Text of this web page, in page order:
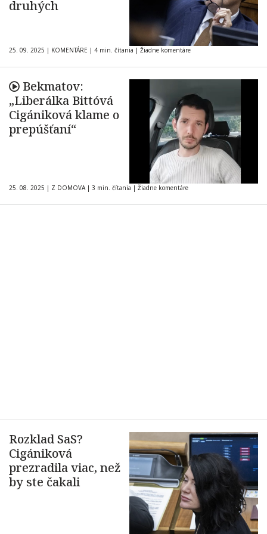
druhých
25. 09. 2025 | KOMENTÁRE | 4 min. čítania | Žiadne komentáre
Bekmatov:
„Liberálka Bittóvá
Cigániková klame o
prepúšťaní“
25. 08. 2025 | Z DOMOVA | 3 min. čítania | Žiadne komentáre
Rozklad SaS?
Cigániková
prezradila viac, než
by ste čakali